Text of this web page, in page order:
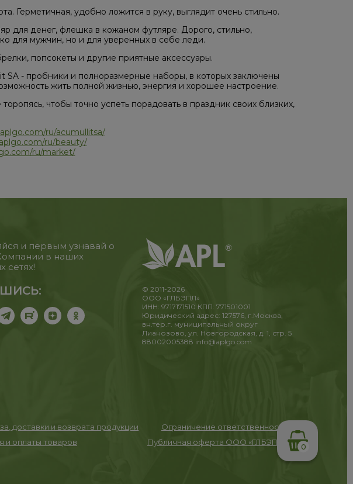
Герметичная, удобно ложится в руку, выглядит очень стильно.
для денег, флешка в кожаном футляре. Дорого, стильно,
для мужчин, но и для уверенных в себе леди.
попсокеты и другие приятные аксессуары.
SA - пробники и полноразмерные наборы, в которых заключены
жить полной жизнью, энергия и хорошее настроение.
чтобы точно успеть порадовать в праздник своих близких,
ru/acumullitsa/
ru/beauty/
ru/market/
и первым узнавай о
в наших
сетях!
© 2011-2026
ООО «ГЛБЭПЛ»
ИНН: 9717171510 КПП: 771501001
Юридический адрес: 127576, г.Москва,
вн.тер.г. муниципальный округ
Лианозово, ул. Новгородская, д. 1, стр. 5
88002005388 info@aplgo.com
доставки и возврата продукции
Ограничение ответственности
и оплаты товаров Публичная оферта ООО «ГЛБЭПЛ» 0